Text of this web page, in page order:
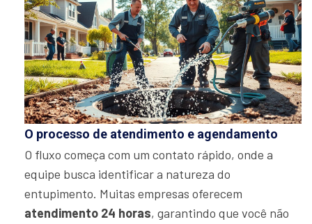
O processo de atendimento e agendamento
O fluxo começa com um contato rápido, onde a
equipe busca identificar a natureza do
entupimento. Muitas empresas oferecem
atendimento 24 horas, garantindo que você não